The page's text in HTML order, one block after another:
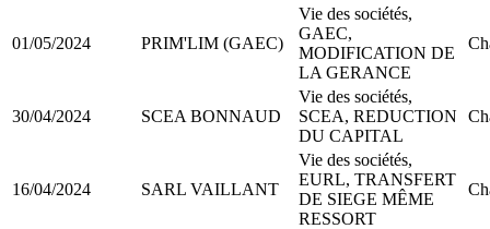
01/05/2024 PRIM'LIM (GAEC)
Vie des sociétés,
GAEC,
MODIFICATION DE
LA GERANCE
30/04/2024 SCEA BONNAUD
Vie des sociétés,
SCEA, REDUCTION
DU CAPITAL
16/04/2024 SARL VAILLANT
Vie des sociétés,
EURL, TRANSFERT
DE SIEGE MÊME
RESSORT